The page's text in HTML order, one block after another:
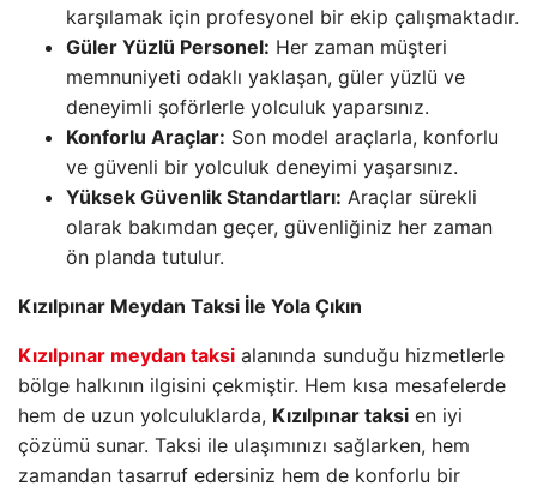
karşılamak için profesyonel bir ekip çalışmaktadır.
Güler Yüzlü Personel: Her zaman müşteri
memnuniyeti odaklı yaklaşan, güler yüzlü ve
deneyimli şoförlerle yolculuk yaparsınız.
Konforlu Araçlar: Son model araçlarla, konforlu
ve güvenli bir yolculuk deneyimi yaşarsınız.
Yüksek Güvenlik Standartları: Araçlar sürekli
olarak bakımdan geçer, güvenliğiniz her zaman
ön planda tutulur.
Kızılpınar Meydan Taksi İle Yola Çıkın
Kızılpınar meydan taksi alanında sunduğu hizmetlerle
bölge halkının ilgisini çekmiştir. Hem kısa mesafelerde
hem de uzun yolculuklarda, Kızılpınar taksi en iyi
çözümü sunar. Taksi ile ulaşımınızı sağlarken, hem
zamandan tasarruf edersiniz hem de konforlu bir